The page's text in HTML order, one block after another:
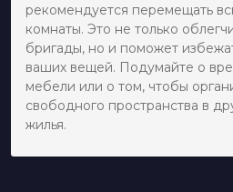
рекомендуется перемещать
комнаты. Это не только
бригады, но и поможет
ваших вещей. Подумайте о
мебели или о том, чтобы
свободного пространства в
жилья.